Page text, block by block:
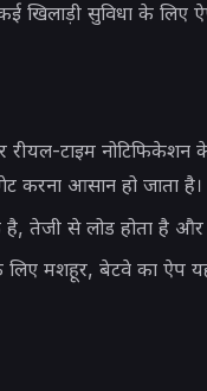
सुविधा के लिए
टाइम नोटिफिकेशन
करना आसान हो जाता है।
से लोड होता है और इसमें
मशहूर, बेटवे का ऐप यह